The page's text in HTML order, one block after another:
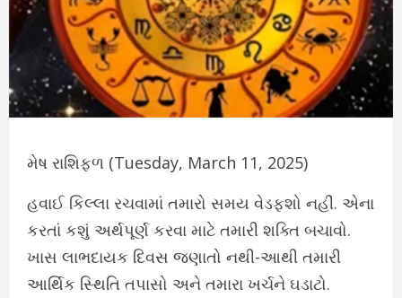
મેષ રાશિફળ (Tuesday, March 11, 2025)
હવાઈ કિલ્લા રચવામાં તમારો સમય વેડફશો નહીં. એના
કરતાં કશું અર્થપૂર્ણ કરવા માટે તમારી શક્તિ બચાવો.
ખાસ લાભદાયક દિવસ જણાતો નથી-આથી તમારી
આર્થિક સ્થિતિ તપાસો અને તમારા ખર્ચને ઘડાટો.